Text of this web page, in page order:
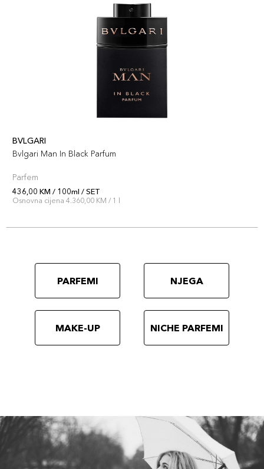
BVLGARI
Bvlgari Man In Black Parfum
Parfem
436,00 KM / 100ml / SET
Osnovna cijena 4.360,00 KM / 1 l
PARFEMI NJEGA
MAKE-UP NICHE PARFEMI